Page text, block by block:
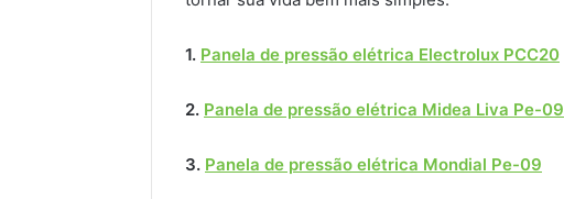
1. Panela de pressão elétrica Electrolux PCC20
2. Panela de pressão elétrica Midea Liva Pe-09
3. Panela de pressão elétrica Mondial Pe-09